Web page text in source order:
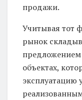
продажи.
Учитывая тот
рынок
объектах,
эксплуатацию